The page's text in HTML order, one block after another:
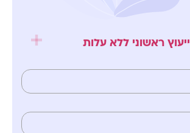
ייעוץ ראשוני ללא עלות